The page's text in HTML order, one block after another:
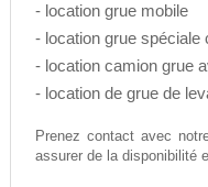
- location grue mobile
- location grue spéciale
- location camion grue
- location de grue de
Prenez contact avec
assurer de la disponibilité